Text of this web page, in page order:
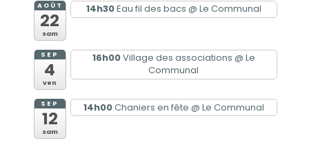
AOÛT
22
sam
14h30Eau fil des bacs @ Le Communal
SEP
4
ven
16h00Village des associations @ Le
Communal
SEP
12
sam
14h00Chaniers en fête @ Le Communal